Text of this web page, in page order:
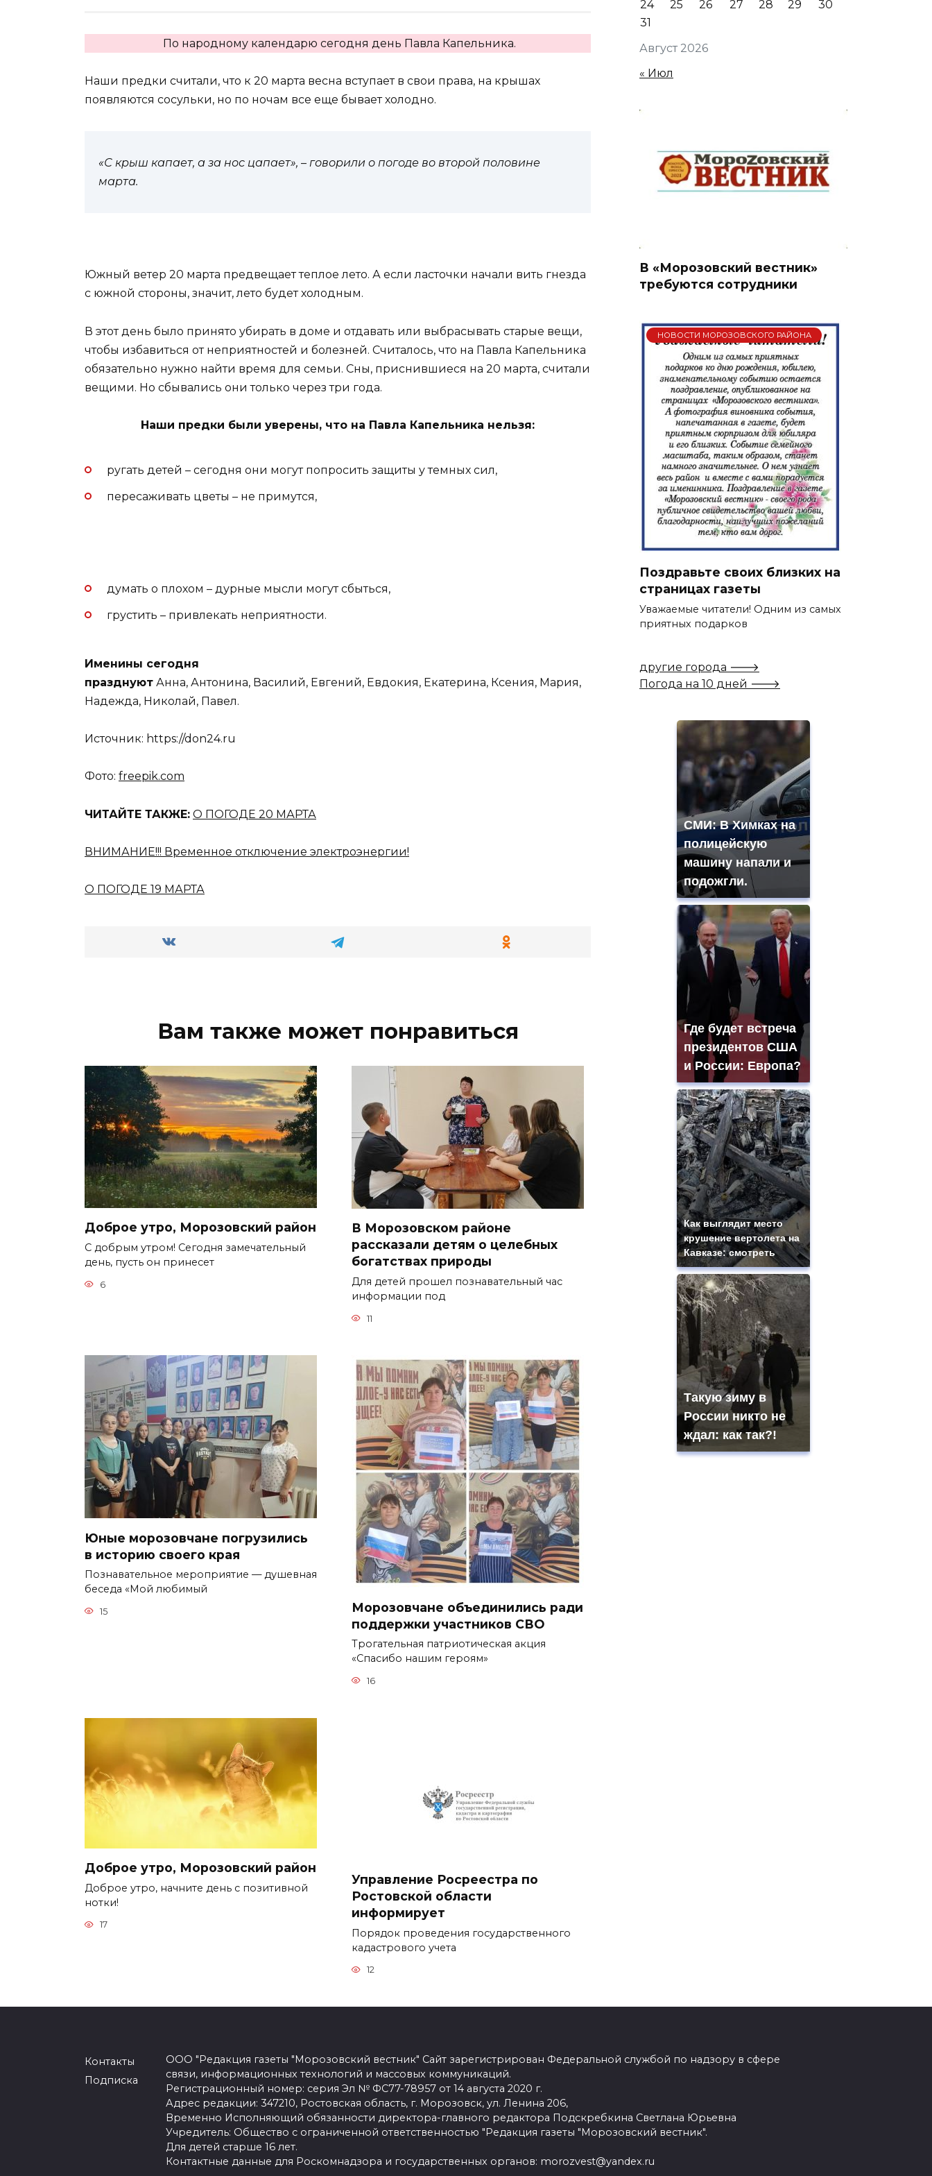
По народному календарю сегодня день Павла Капельника.
Наши предки считали, что к 20 марта весна вступает в свои права, на крышах
появляются сосульки, но по ночам все еще бывает холодно.
«С крыш капает, а за нос цапает», – говорили о погоде во второй половине
марта.
Южный ветер 20 марта предвещает теплое лето. А если ласточки начали вить гнезда
с южной стороны, значит, лето будет холодным.
В этот день было принято убирать в доме и отдавать или выбрасывать старые вещи,
чтобы избавиться от неприятностей и болезней. Считалось, что на Павла Капельника
обязательно нужно найти время для семьи. Сны, приснившиеся на 20 марта, считали
вещими. Но сбывались они только через три года.
Наши предки были уверены, что на Павла Капельника нельзя:
ругать детей – сегодня они могут попросить защиты у темных сил,
пересаживать цветы – не примутся,
думать о плохом – дурные мысли могут сбыться,
грустить – привлекать неприятности.
Именины сегодня
празднуют Анна, Антонина, Василий, Евгений, Евдокия, Екатерина, Ксения, Мария,
Надежда, Николай, Павел.
Источник: https://don24.ru
Фото: freepik.com
ЧИТАЙТЕ ТАКЖЕ: О ПОГОДЕ 20 МАРТА
ВНИМАНИЕ!!! Временное отключение электроэнергии!
О ПОГОДЕ 19 МАРТА
Вам также может понравиться
Доброе утро, Морозовский район
С добрым утром! Сегодня замечательный
день, пусть он принесет
6
В Морозовском районе
рассказали детям о целебных
богатствах природы
Для детей прошел познавательный час
информации под
11
Юные морозовчане погрузились
в историю своего края
Познавательное мероприятие — душевная
беседа «Мой любимый
15
Морозовчане объединились ради
поддержки участников СВО
Трогательная патриотическая акция
«Спасибо нашим героям»
16
Доброе утро, Морозовский район
Доброе утро, начните день с позитивной
нотки!
17
Управление Росреестра по
Ростовской области
информирует
Порядок проведения государственного
кадастрового учета
12
Август 2026
24
25 26 27 28 29
30
31
« Июл
В «Морозовский вестник»
требуются сотрудники
НОВОСТИ МОРОЗОВСКОГО РАЙОНА
Поздравьте своих близких на
страницах газеты
Уважаемые читатели! Одним из самых
приятных подарков
другие города 🡒
Погода на 10 дней 🡒
СМИ: В Химках на
полицейскую
машину напали и
подожгли.
Где будет встреча
президентов США
и России: Европа?
Как выглядит место
крушение вертолета на
Кавказе: смотреть
Такую зиму в
России никто не
ждал: как так?!
Контакты
Подписка
ООО "Редакция газеты "Морозовский вестник" Сайт зарегистрирован Федеральной службой по надзору в сфере
связи, информационных технологий и массовых коммуникаций.
Регистрационный номер: серия Эл № ФС77-78957 от 14 августа 2020 г.
Адрес редакции: 347210, Ростовская область, г. Морозовск, ул. Ленина 206,
Временно Исполняющий обязанности директора-главного редактора Подскребкина Светлана Юрьевна
Учредитель: Общество с ограниченной ответственностью "Редакция газеты "Морозовский вестник".
Для детей старше 16 лет.
Контактные данные для Роскомнадзора и государственных органов: morozvest@yandex.ru